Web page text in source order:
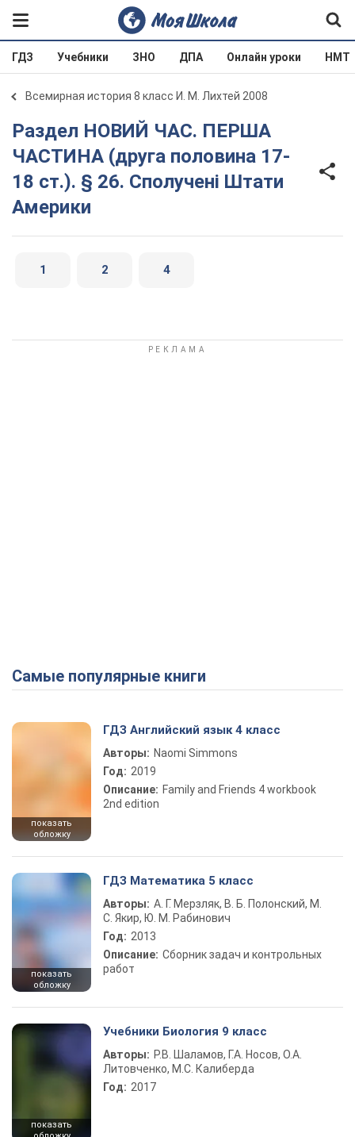
ГДЗ Учебники ЗНО ДПА Онлайн уроки НМТ
Всемирная история 8 класс И. М. Лихтей 2008
Раздел НОВИЙ ЧАС. ПЕРША
ЧАСТИНА (друга половина 17-
18 ст.). § 26. Сполучені Штати
Америки
1 2 4
Самые популярные книги
показать
обложку
ГДЗ Английский язык 4 класс
Авторы: Naomi Simmons
Год: 2019
Описание: Family and Friends 4 workbook
2nd edition
показать
обложку
ГДЗ Математика 5 класс
Авторы: А. Г. Мерзляк, В. Б. Полонский, М.
С. Якир, Ю. М. Рабинович
Год: 2013
Описание: Сборник задач и контрольных
работ
показать
Учебники Биология 9 класс
Авторы: Р.В. Шаламов, Г.А. Носов, О.А.
Литовченко, М.С. Калиберда
Год: 2017